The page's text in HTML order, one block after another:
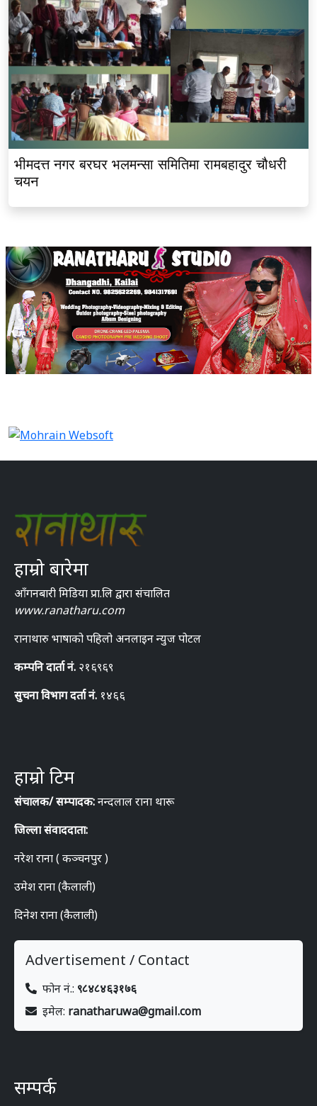
भीमदत्त नगर बरघर भलमन्सा समितिमा रामबहादुर चौधरी
चयन
हाम्रो बारेमा
आँगनबारी मिडिया प्रा.लि द्वारा संचालित
www.ranatharu.com
रानाथारु भाषाको पहिलो अनलाइन न्युज पोटल
कम्पनि दार्ता नं. २१६९६९
सुचना विभाग दर्ता नं. १४६६
हाम्रो टिम
संचालक/ सम्पादक:नन्दलाल राना थारू
जिल्ला संवाददाता:
नरेश राना ( कञ्चनपुर )
उमेश राना (कैलाली)
दिनेश राना (कैलाली)
Advertisement / Contact
फोन नं.: ९८४८४६३१७६
इमेल: ranatharuwa@gmail.com
सम्पर्क